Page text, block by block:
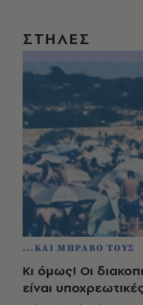
ΣΤΗΛΕΣ
...ΚΑΙ ΜΠΡΑΒΟ ΤΟΥΣ
Κι όμως! Οι
είναι